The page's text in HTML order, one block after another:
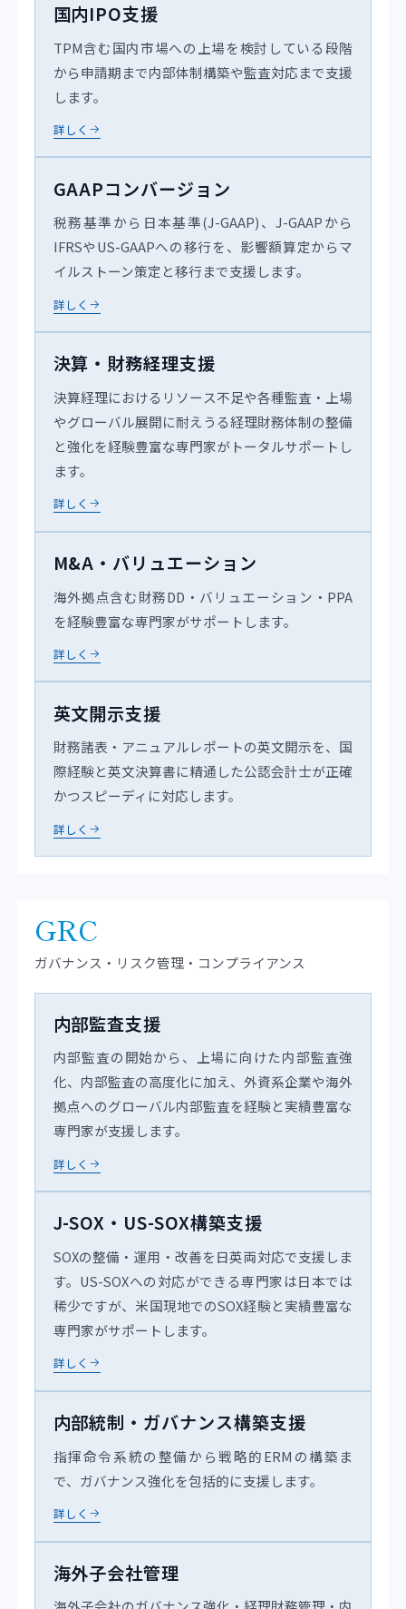
国内IPO支援
TPM含む国内市場への上場を検討している段階
から申請期まで内部体制構築や監査対応まで支援
します。
詳しく
GAAPコンバージョン
税務基準から日本基準(J-GAAP)、J-GAAPから
IFRSやUS-GAAPへの移行を、影響額算定からマ
イルストーン策定と移行まで支援します。
詳しく
決算・財務経理支援
決算経理におけるリソース不足や各種監査・上場
やグローバル展開に耐えうる経理財務体制の整備
と強化を経験豊富な専門家がトータルサポートし
ます。
詳しく
M&A・バリュエーション
海外拠点含む財務DD・バリュエーション・PPA
を経験豊富な専門家がサポートします。
詳しく
英文開示支援
財務諸表・アニュアルレポートの英文開示を、国
際経験と英文決算書に精通した公認会計士が正確
かつスピーディに対応します。
詳しく
GRC
ガバナンス・リスク管理・コンプライアンス
内部監査支援
内部監査の開始から、上場に向けた内部監査強
化、内部監査の高度化に加え、外資系企業や海外
拠点へのグローバル内部監査を経験と実績豊富な
専門家が支援します。
詳しく
J-SOX・US-SOX構築支援
SOXの整備・運用・改善を日英両対応で支援しま
す。US-SOXへの対応ができる専門家は日本では
稀少ですが、米国現地でのSOX経験と実績豊富な
専門家がサポートします。
詳しく
内部統制・ガバナンス構築支援
指揮命令系統の整備から戦略的ERMの構築ま
で、ガバナンス強化を包括的に支援します。
詳しく
海外子会社管理